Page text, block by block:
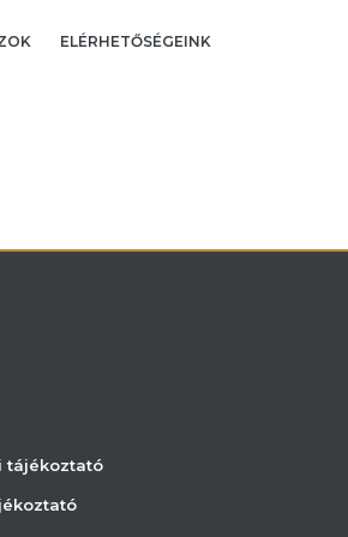
ELÉRHETŐSÉGEINK
tájékoztató